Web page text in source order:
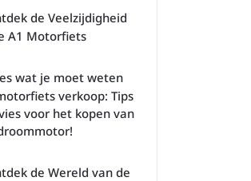
de Veelzijdigheid
A1 Motorfiets
wat je moet weten
verkoop: Tips
voor het kopen van
de Wereld van de